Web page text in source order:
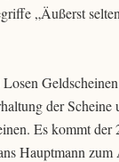
„Äußerst
der Scheine
Es kommt
Hauptmann